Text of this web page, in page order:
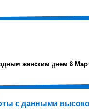
женским днем 8
с данными